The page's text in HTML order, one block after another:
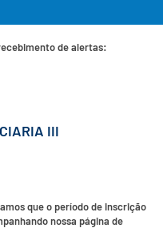
de alertas:
III
que o período de inscrição
nossa página de